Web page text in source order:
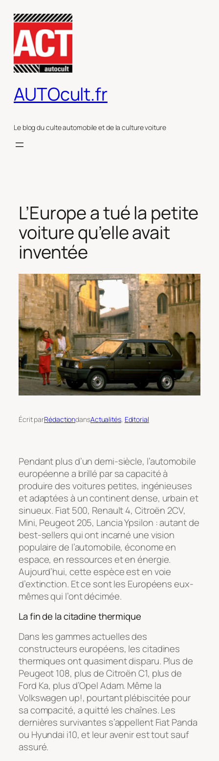
contenu
AUTOcult.fr
Le blog du culte automobile et de la culture voiture
L’Europe a tué la petite
voiture qu’elle avait
inventée
Écrit parRédactiondansActualités, Editorial
Pendant plus d’un demi-siècle, l’automobile
européenne a brillé par sa capacité à
produire des voitures petites, ingénieuses
et adaptées à un continent dense, urbain et
sinueux. Fiat 500, Renault 4, Citroën 2CV,
Mini, Peugeot 205, Lancia Ypsilon : autant de
best-sellers qui ont incarné une vision
populaire de l’automobile, économe en
espace, en ressources et en énergie.
Aujourd’hui, cette espèce est en voie
d’extinction. Et ce sont les Européens eux-
mêmes qui l’ont décimée.
La fin de la citadine thermique
Dans les gammes actuelles des
constructeurs européens, les citadines
thermiques ont quasiment disparu. Plus de
Peugeot 108, plus de Citroën C1, plus de
Ford Ka, plus d’Opel Adam. Même la
Volkswagen up!, pourtant plébiscitée pour
sa compacité, a quitté les chaînes. Les
dernières survivantes s’appellent Fiat Panda
ou Hyundai i10, et leur avenir est tout sauf
assuré.